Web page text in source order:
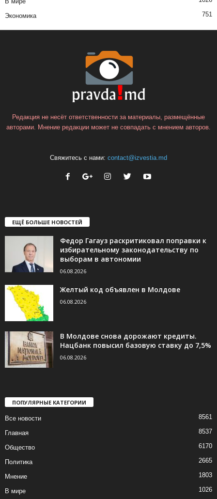
Экономика 751
Редакция не несёт ответственности за материалы, размещённые
авторами. Мнение редакции может не совпадать с мнением авторов.
Свяжитесь с нами: contact@izvestia.md
ЕЩЁ БОЛЬШЕ НОВОСТЕЙ
Федор Гагауз раскритиковал поправки к
избирательному законодательству по
выборам в автономии
06.08.2026
Желтый код объявлен в Молдове
06.08.2026
В Молдове снова дорожают кредиты.
Нацбанк повысил базовую ставку до 7,5%
06.08.2026
ПОПУЛЯРНЫЕ КАТЕГОРИИ
Все новости 8561
Главная 8537
Общество 6170
Политика 2665
Мнение 1803
В мире 1026